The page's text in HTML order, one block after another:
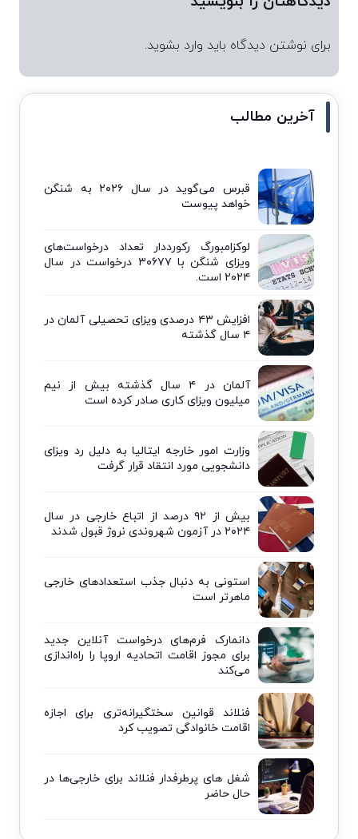
برای نوشتن دیدگاه باید وارد بشوید.
آخرین مطالب
قبرس می‌گوید در سال ۲۰۲۶ به شنگن
خواهد پیوست
لوکزامبورگ رکورددار تعداد درخواست‌های
ویزای شنگن با ۳۰۶۷۷ درخواست در سال
۲۰۲۴ است.
افزایش ۴۳ درصدی ویزای تحصیلی آلمان در
۴ سال گذشته
آلمان در ۴ سال گذشته بیش از نیم
میلیون ویزای کاری صادر کرده است
وزارت امور خارجه ایتالیا به دلیل رد ویزای
دانشجویی مورد انتقاد قرار گرفت
بیش از ۹۲ درصد از اتباع خارجی در سال
۲۰۲۴ در آزمون شهروندی نروژ قبول شدند
استونی به دنبال جذب استعدادهای خارجی
ماهرتر است
دانمارک فرم‌های درخواست آنلاین جدید
برای مجوز اقامت اتحادیه اروپا را راه‌اندازی
می‌کند
فنلاند قوانین سختگیرانه‌تری برای اجازه
اقامت خانوادگی تصویب کرد
شغل های پرطرفدار فنلاند برای خارجی‌ها در
حال حاضر